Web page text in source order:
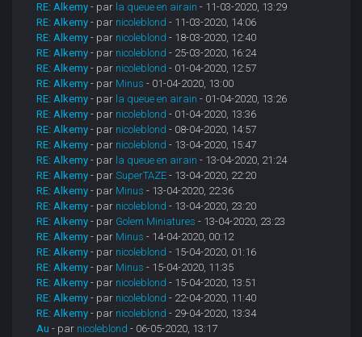
RE: Alkemy - par la queue en airain - 11-03-2020, 13:29
RE: Alkemy - par nicoleblond - 11-03-2020, 14:06
RE: Alkemy - par nicoleblond - 18-03-2020, 12:40
RE: Alkemy - par nicoleblond - 25-03-2020, 16:24
RE: Alkemy - par nicoleblond - 01-04-2020, 12:57
RE: Alkemy - par Minus - 01-04-2020, 13:00
RE: Alkemy - par la queue en airain - 01-04-2020, 13:26
RE: Alkemy - par nicoleblond - 01-04-2020, 13:36
RE: Alkemy - par nicoleblond - 08-04-2020, 14:57
RE: Alkemy - par nicoleblond - 13-04-2020, 15:47
RE: Alkemy - par la queue en airain - 13-04-2020, 21:24
RE: Alkemy - parSuperTAZE - 13-04-2020, 22:20
RE: Alkemy - par Minus - 13-04-2020, 22:36
RE: Alkemy - par nicoleblond - 13-04-2020, 23:20
RE: Alkemy - par Golem Miniatures - 13-04-2020, 23:23
RE: Alkemy - par Minus - 14-04-2020, 00:12
RE: Alkemy - par nicoleblond - 15-04-2020, 01:16
RE: Alkemy - par Minus - 15-04-2020, 11:35
RE: Alkemy - par nicoleblond - 15-04-2020, 13:51
RE: Alkemy - par nicoleblond - 22-04-2020, 11:40
RE: Alkemy - par nicoleblond - 29-04-2020, 13:34
Au - par nicoleblond - 06-05-2020, 13:17